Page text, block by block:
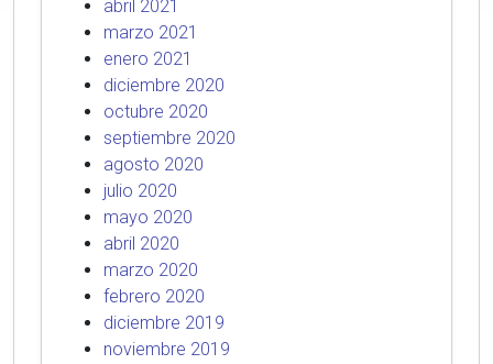
abril 2021
marzo 2021
enero 2021
diciembre 2020
octubre 2020
septiembre 2020
agosto 2020
julio 2020
mayo 2020
abril 2020
marzo 2020
febrero 2020
diciembre 2019
noviembre 2019